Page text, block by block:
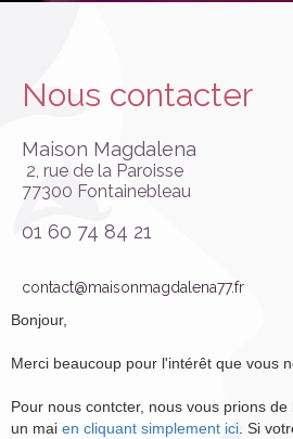
Nous contacter
Maison Magdalena
2, rue de la Paroisse
77300 Fontainebleau
01 60 74 84 21
contact@maisonmagdalena77.fr
Bonjour,
Merci beaucoup pour l'intérêt que vous
Pour nous contcter, nous vous prions
un mai en cliquant simplement ici . Si